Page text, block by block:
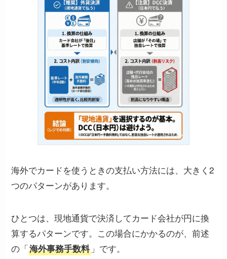
海外でカードを使うときの支払い方法には、大きく2
つのパターンがあります。
ひとつは、現地通貨で決済してカード会社が円に換
算するパターンです。この場合にかかるのが、前述
の「海外事務手数料 」です。